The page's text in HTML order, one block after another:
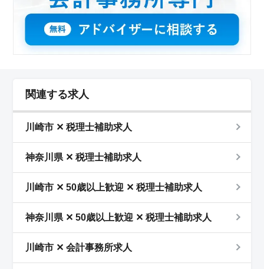
関連する求人
川崎市 ✕ 税理士補助求人
神奈川県 ✕ 税理士補助求人
川崎市 ✕ 50歳以上歓迎 ✕ 税理士補助求人
神奈川県 ✕ 50歳以上歓迎 ✕ 税理士補助求人
川崎市 ✕ 会計事務所求人